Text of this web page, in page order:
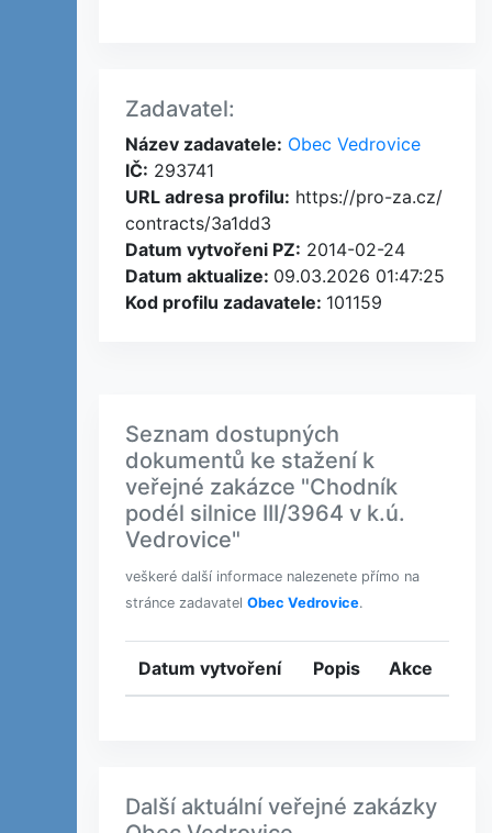
Zadavatel:
Název zadavatele: Obec Vedrovice
IČ: 293741
URL adresa profilu: https://pro-za.cz/
contracts/3a1dd3
Datum vytvořeni PZ: 2014-02-24
Datum aktualize: 09.03.2026 01:47:25
Kod profilu zadavatele: 101159
Seznam dostupných
dokumentů ke stažení k
veřejné zakázce "Chodník
podél silnice III/3964 v k.ú.
Vedrovice"
veškeré další informace nalezenete přímo na
stránce zadavatel Obec Vedrovice.
Datum vytvoření Popis Akce
Další aktuální veřejné zakázky